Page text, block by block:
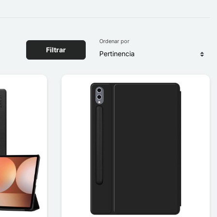
Filtrar
Ordenar por